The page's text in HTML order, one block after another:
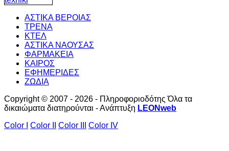
ΑΣΤΙΚΑ ΒΕΡΟΙΑΣ
ΤΡΕΝΑ
ΚΤΕΛ
ΑΣΤΙΚΑ ΝΑΟΥΣΑΣ
ΦΑΡΜΑΚΕΙΑ
ΚΑΙΡΟΣ
ΕΦΗΜΕΡΙΔΕΣ
ΖΩΔΙΑ
Copyright © 2007 - 2026 - Πληροφοριοδότης Όλα τα
δικαιώματα διατηρούνται - Ανάπτυξη LEONweb
Color I
Color II Color III Color IV